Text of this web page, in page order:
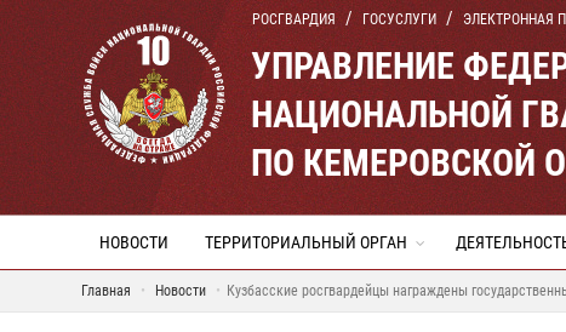
РОСГВАРДИЯ ГОСУСЛУГИ ЭЛЕКТРОННАЯ
УПРАВЛЕНИЕ
НАЦИОНАЛЬНОЙ
ПО КЕМЕРОВСКОЙ
НОВОСТИ ТЕРРИТОРИАЛЬНЫЙ ОРГАН
Главная Новости Кузбасские росгвардейцы награждены